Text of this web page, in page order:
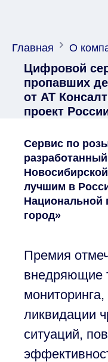
Главная О
Цифровой
пропавших
от АТ
проект
Сервис по
лучшим в
Национальной
город»
Премия
внедряющие
ликвидации
ситуаций,